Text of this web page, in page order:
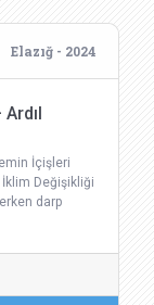
Elazığ - 2024
İçişleri
İklim Değişikliği
darp